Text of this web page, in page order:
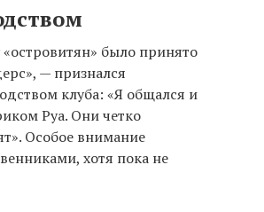
было принято
— признался
клуба: «Я общался и
Руа. Они четко
Особое внимание
хотя пока не